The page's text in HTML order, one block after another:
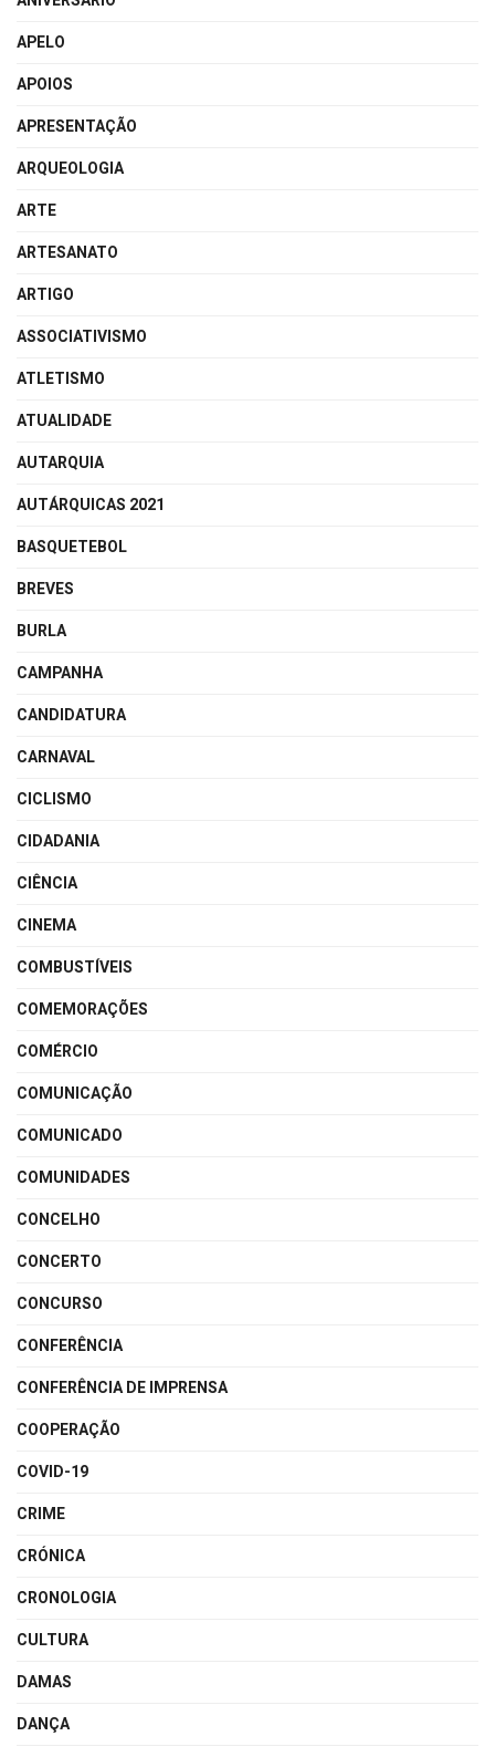
APELO
APOIOS
APRESENTAÇÃO
ARQUEOLOGIA
ARTE
ARTESANATO
ARTIGO
ASSOCIATIVISMO
ATLETISMO
ATUALIDADE
AUTARQUIA
AUTÁRQUICAS 2021
BASQUETEBOL
BREVES
BURLA
CAMPANHA
CANDIDATURA
CARNAVAL
CICLISMO
CIDADANIA
CIÊNCIA
CINEMA
COMBUSTÍVEIS
COMEMORAÇÕES
COMÉRCIO
COMUNICAÇÃO
COMUNICADO
COMUNIDADES
CONCELHO
CONCERTO
CONCURSO
CONFERÊNCIA
CONFERÊNCIA DE IMPRENSA
COOPERAÇÃO
COVID-19
CRIME
CRÓNICA
CRONOLOGIA
CULTURA
DAMAS
DANÇA